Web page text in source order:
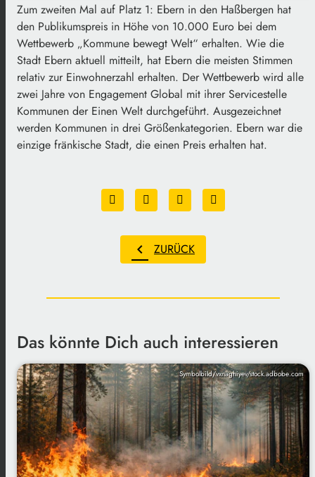
Zum zweiten Mal auf Platz 1: Ebern in den Haßbergen hat
den Publikumspreis in Höhe von 10.000 Euro bei dem
Wettbewerb „Kommune bewegt Welt“ erhalten. Wie die
Stadt Ebern aktuell mitteilt, hat Ebern die meisten Stimmen
relativ zur Einwohnerzahl erhalten. Der Wettbewerb wird alle
zwei Jahre von Engagement Global mit ihrer Servicestelle
Kommunen der Einen Welt durchgeführt. Ausgezeichnet
werden Kommunen in drei Größenkategorien. Ebern war die
einzige fränkische Stadt, die einen Preis erhalten hat.
chevron_left ZURÜCK
Das könnte Dich auch interessieren
Symbolbild/vxnaghiyev/stock.adbobe.com